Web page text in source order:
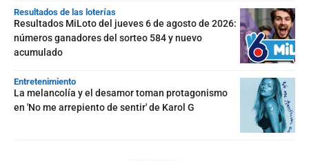
Resultados de las loterías
Resultados MiLoto del jueves 6 de agosto de 2026:
números ganadores del sorteo 584 y nuevo
acumulado
Entretenimiento
La melancolía y el desamor toman protagonismo
en 'No me arrepiento de sentir' de Karol G